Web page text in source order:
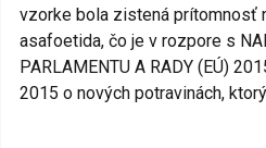
vzorke bola zistená prítomnosť
asafoetida, čo je v rozpore s
PARLAMENTU A RADY (EÚ)
2015 o nových potravinách,